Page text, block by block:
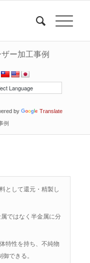
ー加工事例
by Translate
例
として還元・精製し
ではなく半金属に分
特性を持ち、不純物
できる。